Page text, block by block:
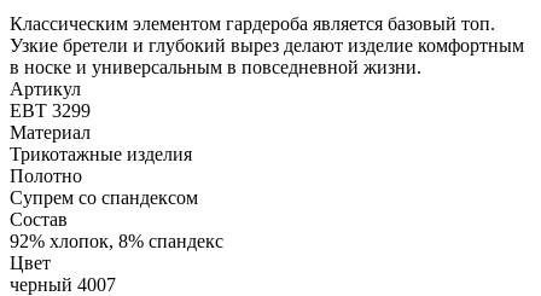
Классическим элементом гардероба является базовый топ.
Узкие бретели и глубокий вырез делают изделие комфортным
в носке и универсальным в повседневной жизни.
Артикул
ЕВТ 3299
Материал
Трикотажные изделия
Полотно
Супрем со спандексом
Состав
92% хлопок, 8% спандекс
Цвет
черный 4007